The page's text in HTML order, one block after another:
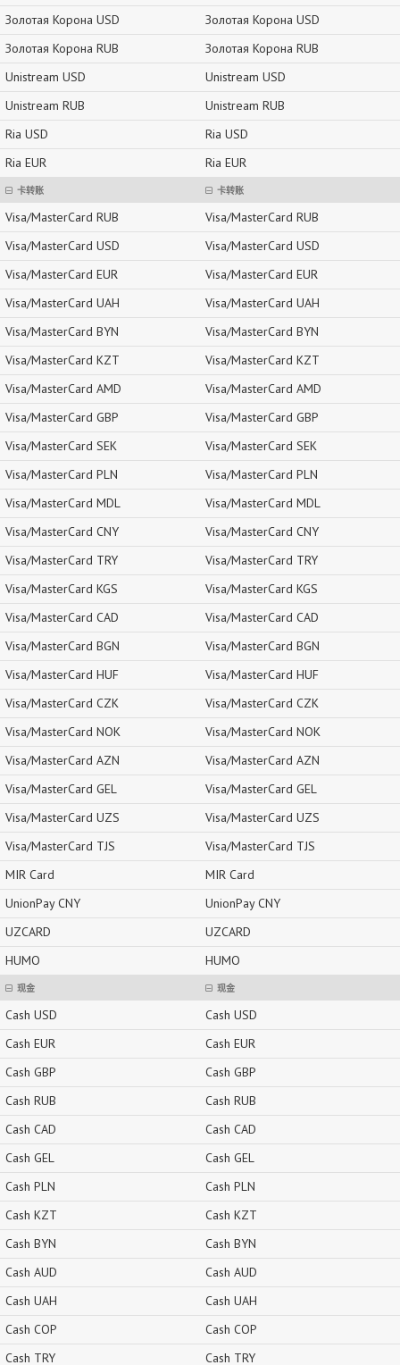
Золотая Корона USD
Золотая Корона RUB
Unistream USD
Unistream RUB
Ria USD
Ria EUR
卡转账
Visa/MasterCard RUB
Visa/MasterCard USD
Visa/MasterCard EUR
Visa/MasterCard UAH
Visa/MasterCard BYN
Visa/MasterCard KZT
Visa/MasterCard AMD
Visa/MasterCard GBP
Visa/MasterCard SEK
Visa/MasterCard PLN
Visa/MasterCard MDL
Visa/MasterCard CNY
Visa/MasterCard TRY
Visa/MasterCard KGS
Visa/MasterCard CAD
Visa/MasterCard BGN
Visa/MasterCard HUF
Visa/MasterCard CZK
Visa/MasterCard NOK
Visa/MasterCard AZN
Visa/MasterCard GEL
Visa/MasterCard UZS
Visa/MasterCard TJS
MIR Card
UnionPay CNY
UZCARD
HUMO
现金
Cash USD
Cash EUR
Cash GBP
Cash RUB
Cash CAD
Cash GEL
Cash PLN
Cash KZT
Cash BYN
Cash AUD
Cash UAH
Cash COP
Cash TRY
Золотая Корона USD
Золотая Корона RUB
Unistream USD
Unistream RUB
Ria USD
Ria EUR
卡转账
Visa/MasterCard RUB
Visa/MasterCard USD
Visa/MasterCard EUR
Visa/MasterCard UAH
Visa/MasterCard BYN
Visa/MasterCard KZT
Visa/MasterCard AMD
Visa/MasterCard GBP
Visa/MasterCard SEK
Visa/MasterCard PLN
Visa/MasterCard MDL
Visa/MasterCard CNY
Visa/MasterCard TRY
Visa/MasterCard KGS
Visa/MasterCard CAD
Visa/MasterCard BGN
Visa/MasterCard HUF
Visa/MasterCard CZK
Visa/MasterCard NOK
Visa/MasterCard AZN
Visa/MasterCard GEL
Visa/MasterCard UZS
Visa/MasterCard TJS
MIR Card
UnionPay CNY
UZCARD
HUMO
现金
Cash USD
Cash EUR
Cash GBP
Cash RUB
Cash CAD
Cash GEL
Cash PLN
Cash KZT
Cash BYN
Cash AUD
Cash UAH
Cash COP
Cash TRY